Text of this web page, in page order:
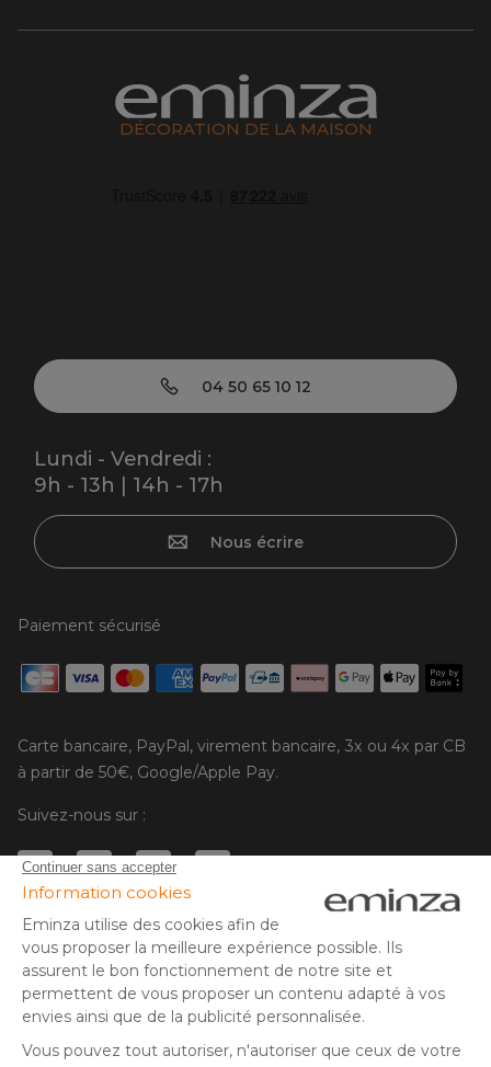
DÉCORATION DE LA MAISON
04 50 65 10 12
Lundi - Vendredi :
9h - 13h | 14h - 17h
Nous écrire
Paiement sécurisé
Carte bancaire, PayPal, virement bancaire, 3x ou 4x par CB
à partir de 50€, Google/Apple Pay.
Suivez-nous sur :
© Copyright 2025 Eminza | Tous droits réservés |
ESPAÑA
ITALIE
DEUTSCHLAND
NEDERLAND
FRA
* Vous disposez de 30 jours (à compter de la réception ou du
retrait de votre colis) pour effectuer un retour de produits et